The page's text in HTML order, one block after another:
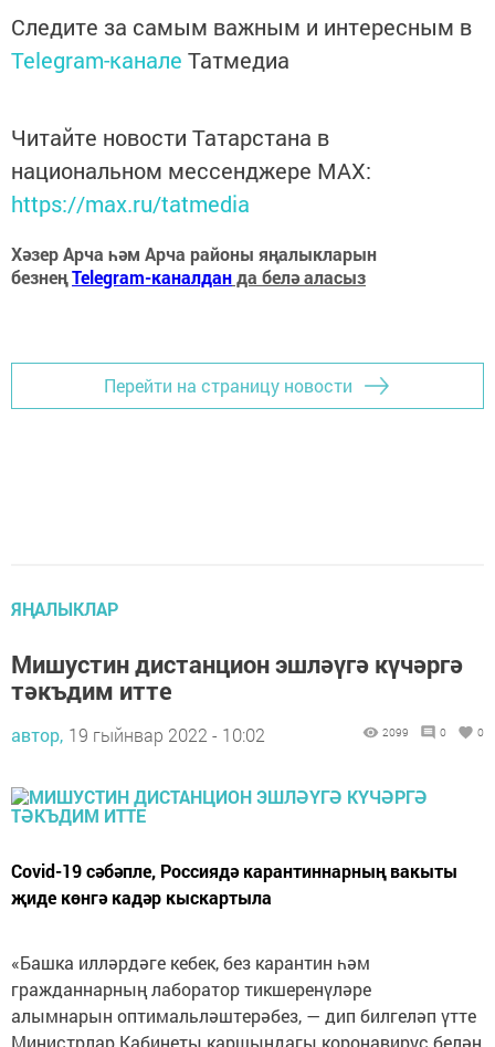
Следите за самым важным и интересным в
Telegram-канале Татмедиа
Читайте новости Татарстана в
национальном мессенджере MАХ:
https://max.ru/tatmedia
Хәзер Арча һәм Арча районы яңалыкларын
безнеңTelegram-каналданда белә аласыз
Перейти на страницу новости
ЯҢАЛЫКЛАР
Мишустин дистанцион эшләүгә күчәргә
тәкъдим итте
автор, 19 гыйнвар 2022 - 10:02 2099 0 0
Covid-19 сәбәпле, Россиядә карантиннарның вакыты
җиде көнгә кадәр кыскартыла
«Башка илләрдәге кебек, без карантин һәм
гражданнарның лаборатор тикшеренүләре
алымнарын оптимальләштерәбез, — дип билгеләп үтте
Министрлар Кабинеты каршындагы коронавирус белән